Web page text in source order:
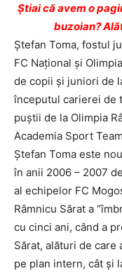
Ştiai că avem o
buzoian?
Ştefan Toma, fostul
FC Naţional şi
de copii şi juniori de
începutul carierei de
puştii de la Olimpia
Academia Sport
Ştefan Toma este
în anii 2006 – 2007
al echipelor FC
Râmnicu Sărat a
cu cinci ani, când a
Sărat, alături de
pe plan intern, cât şi